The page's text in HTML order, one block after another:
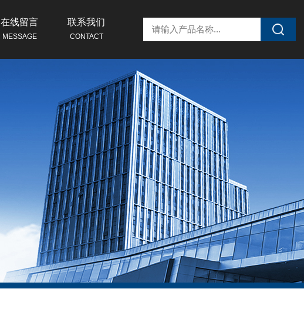
在线留言
MESSAGE
联系我们
CONTACT